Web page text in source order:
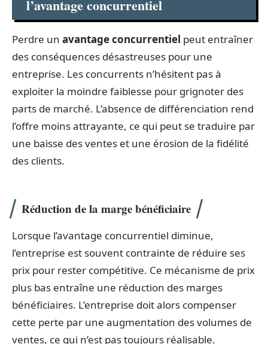
l’avantage concurrentiel
Perdre un avantage concurrentiel peut entraîner
des conséquences désastreuses pour une
entreprise. Les concurrents n’hésitent pas à
exploiter la moindre faiblesse pour grignoter des
parts de marché. L’absence de différenciation rend
l’offre moins attrayante, ce qui peut se traduire par
une baisse des ventes et une érosion de la fidélité
des clients.
Réduction de la marge bénéficiaire
Lorsque l’avantage concurrentiel diminue,
l’entreprise est souvent contrainte de réduire ses
prix pour rester compétitive. Ce mécanisme de prix
plus bas entraîne une réduction des marges
bénéficiaires. L’entreprise doit alors compenser
cette perte par une augmentation des volumes de
ventes, ce qui n’est pas toujours réalisable.